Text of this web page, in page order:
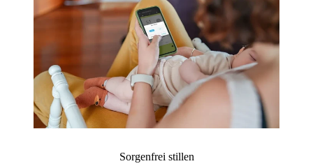
Sorgenfrei stillen